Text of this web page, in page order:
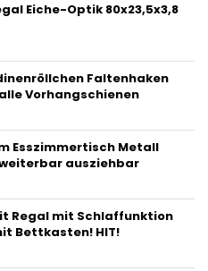
Eiche-Optik 80x23,5x3,8
Faltenhaken
Vorhangschienen
Esszimmertisch Metall
ausziehbar
Regal mit Schlaffunktion
Bettkasten! HIT!